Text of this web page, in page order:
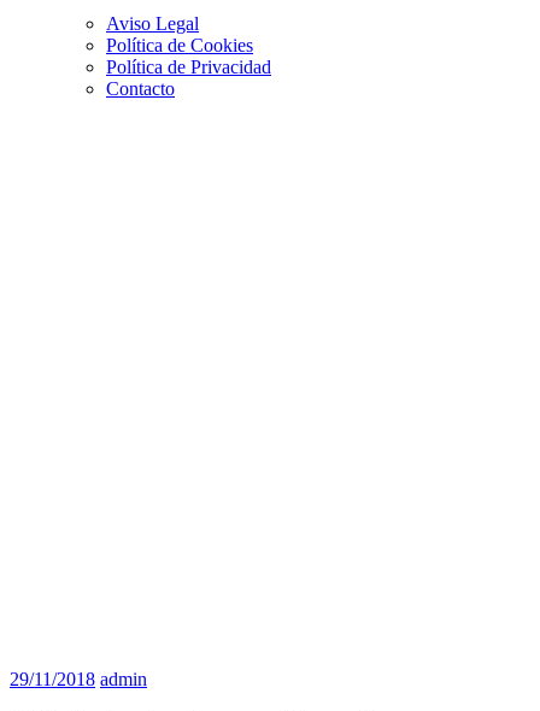
Aviso Legal
Política de Cookies
Política de Privacidad
Contacto
29/11/2018 admin